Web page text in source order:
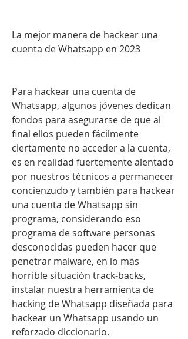
La mejor manera de hackear una
cuenta de Whatsapp en 2023
Para hackear una cuenta de
Whatsapp, algunos jóvenes dedican
fondos para asegurarse de que al
final ellos pueden fácilmente
ciertamente no acceder a la cuenta,
es en realidad fuertemente alentado
por nuestros técnicos a permanecer
concienzudo y también para hackear
una cuenta de Whatsapp sin
programa, considerando eso
programa de software personas
desconocidas pueden hacer que
penetrar malware, en lo más
horrible situación track-backs,
instalar nuestra herramienta de
hacking de Whatsapp diseñada para
hackear un Whatsapp usando un
reforzado diccionario.